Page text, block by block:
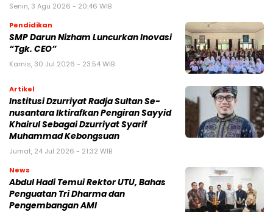
Senin, 3 Agu 2026 - 20:46 WIB
Pendidikan
SMP Darun Nizham Luncurkan Inovasi
“Tgk. CEO”
Kamis, 30 Jul 2026 - 23:54 WIB
Artikel
Institusi Dzurriyat Radja Sultan Se-
nusantara Iktirafkan Pengiran Sayyid
Khairul Sebagai Dzurriyat Syarif
Muhammad Kebongsuan
Jumat, 24 Jul 2026 - 21:32 WIB
News
Abdul Hadi Temui Rektor UTU, Bahas
Penguatan Tri Dharma dan
Pengembangan AMI